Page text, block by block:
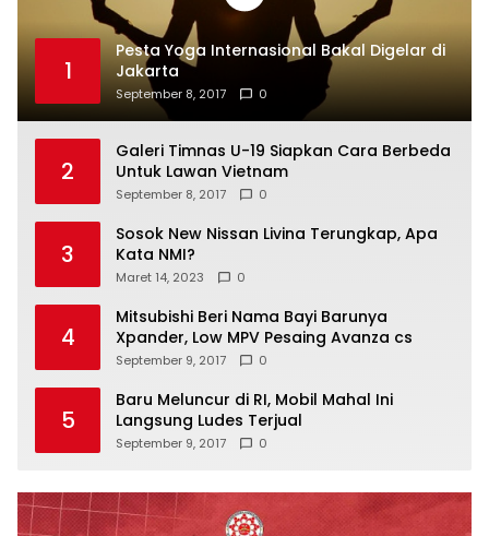
1
Pesta Yoga Internasional Bakal Digelar di
Jakarta
September 8, 2017 0
2
Galeri Timnas U-19 Siapkan Cara Berbeda
Untuk Lawan Vietnam
September 8, 2017 0
3
Sosok New Nissan Livina Terungkap, Apa
Kata NMI?
Maret 14, 2023 0
4
Mitsubishi Beri Nama Bayi Barunya
Xpander, Low MPV Pesaing Avanza cs
September 9, 2017 0
5
Baru Meluncur di RI, Mobil Mahal Ini
Langsung Ludes Terjual
September 9, 2017 0